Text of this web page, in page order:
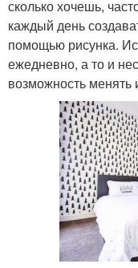
сколько хочешь,
каждый день
помощью рисунка.
ежедневно, а то и
возможность менять